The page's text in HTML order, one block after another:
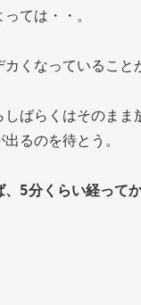
ては・・。
くなっていること
しばらくはそのまま
るのを待とう。
、5分くらい経って